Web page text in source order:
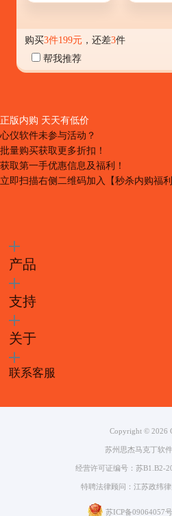
购买3件199元，还差3件
帮我推荐
正版内购 天天有低价
心仪软件未参与活动？
批量购买获取更多折扣！
获取第一手优惠信息及福利！
立即扫描右侧二维码加入【秒杀内购福
产品
支持
关于
联系客服
Copyright © 2026
苏州思杰马克丁软
经营许可证编号：苏B1.B2-
特聘法律顾问：江苏政纬
苏ICP备09064057